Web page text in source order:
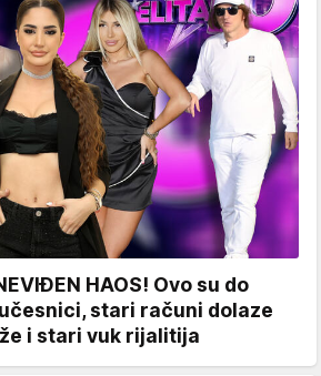
HAOS! Ovo su do
stari računi dolaze
i stari vuk rijalitija